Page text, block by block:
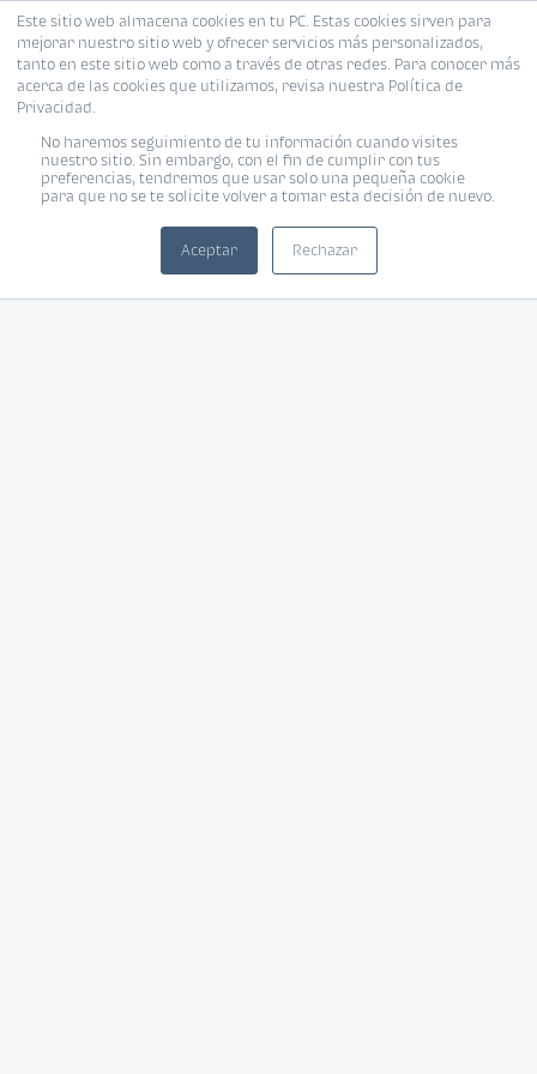
Este sitio web almacena cookies en tu PC. Estas cookies sirven para
mejorar nuestro sitio web y ofrecer servicios más personalizados,
tanto en este sitio web como a través de otras redes. Para conocer más
acerca de las cookies que utilizamos, revisa nuestra Política de
Privacidad.
No haremos seguimiento de tu información cuando visites
nuestro sitio. Sin embargo, con el fin de cumplir con tus
preferencias, tendremos que usar solo una pequeña cookie
para que no se te solicite volver a tomar esta decisión de nuevo.
Aceptar Rechazar